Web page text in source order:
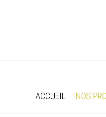
ACCUEIL NOS